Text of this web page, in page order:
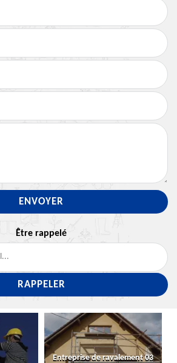
Être rappelé
Entreprise de ravalement 03